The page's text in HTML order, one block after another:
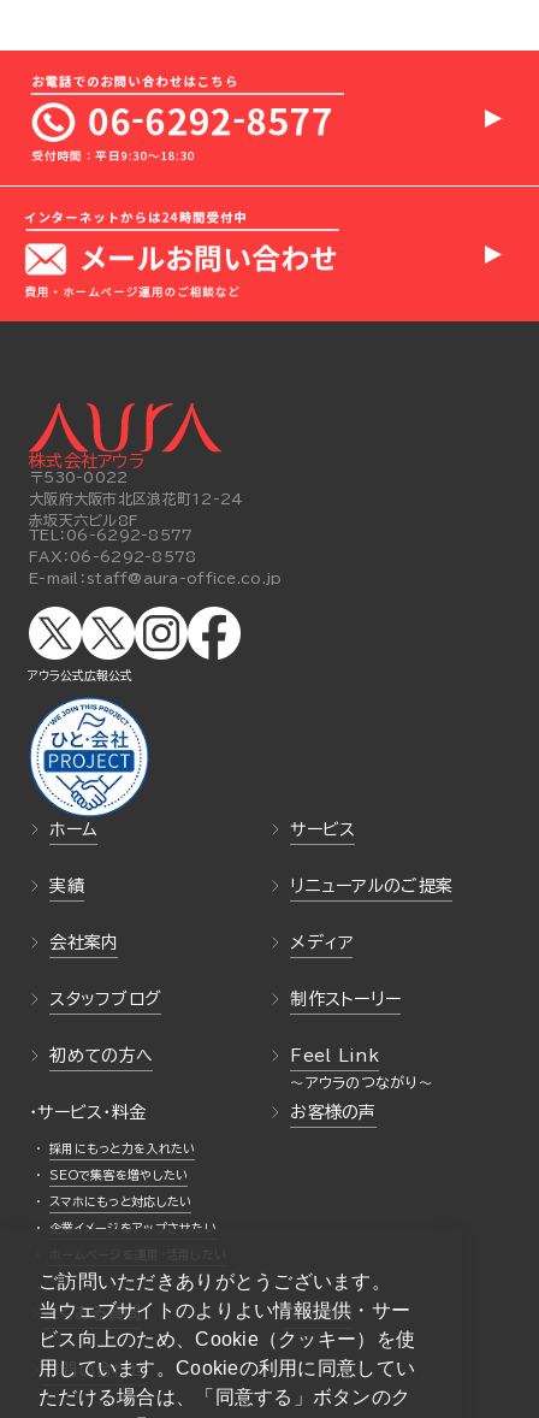
ご訪問いただきありがとうございます。
当ウェブサイトのよりよい情報提供・サー
ビス向上のため、Cookie（クッキー）を使
用しています。Cookieの利用に同意してい
ただける場合は、「同意する」ボタンのク
ホーム サービス
実績 リニューアルのご提案
会社案内 メディア
スタッフブログ 制作ストーリー
初めての方へ Feel Link
・サービス・料金
採用にもっと力を入れたい
SEOで集客を増やしたい
スマホにもっと対応したい
企業イメージをアップさせたい
お客様の声
よくある質問 採用情報
お問い合わせ
株式会社アウラ
〒530-0022
大阪府大阪市北区浪花町12-24
赤坂天六ビル8F
TEL： 06-6292-8577
FAX： 06-6292-8578
E-mail： staff@aura-office.co.jp
アウラ公式 広報公式